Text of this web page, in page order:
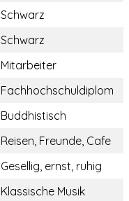
Schwarz
Schwarz
Mitarbeiter
Fachhochschuldiplom
Buddhistisch
Reisen, Freunde, Cafe
Gesellig, ernst, ruhig
Klassische Musik